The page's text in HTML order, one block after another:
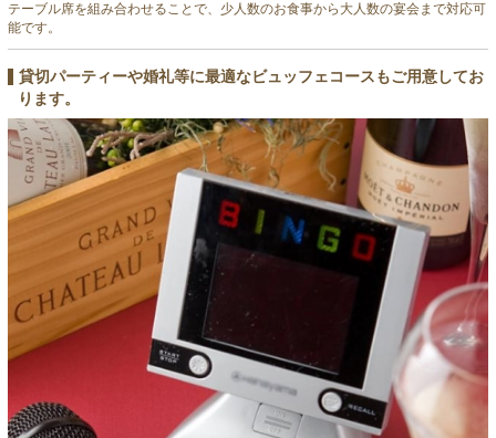
テーブル席を組み合わせることで、少人数のお食事から大人数の宴会まで対応可
能です。
貸切パーティーや婚礼等に最適なビュッフェコースもご用意してお
ります。